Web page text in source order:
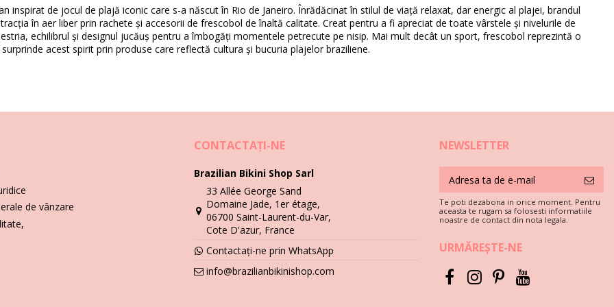
Beach Bat Red
delicat.
Frescobol Carioca
inspirat de jocul de plajă iconic care s-a născut în Rio de Janeiro. Înrădăcinat în stilul de viață relaxat, dar energic al plajei, brandul
în aer liber prin rachete și accesorii de frescobol de înaltă calitate. Creat pentru a fi apreciat de toate vârstele și nivelurile de
echilibrul și designul jucăuș pentru a îmbogăți momentele petrecute pe nisip. Mai mult decât un sport, frescobol reprezintă o
acest spirit prin produse care reflectă cultura și bucuria plajelor braziliene.
de vânzare
CONTACTAŢI-NE
Brazilian Bikini Shop Sarl
33 Allée George Sand
Domaine Jade, 1er étage,
06700 Saint-Laurent-du-Var,
Cote D'azur, France
Contactați-ne prin WhatsApp
info@brazilianbikinishop.com
NEWSLETTER
Te poti dezabona in orice moment. Pentru
aceasta te rugam sa folosesti informatiile
noastre de contact din nota legala.
URMĂREȘTE-NE